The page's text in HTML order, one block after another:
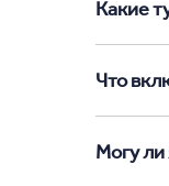
Какие
Что
Могу